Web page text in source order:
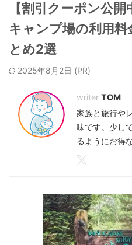
【割引クーポン公
キャンプ場の利用料
とめ2選
2025年8月2日
TOM
家族と旅行や
味です。少し
るようにお得